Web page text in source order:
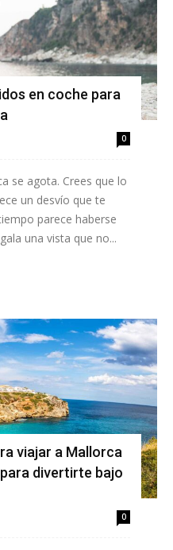
en coche para
0
se agota. Crees que lo
un desvío que te
parece haberse
una vista que no...
viajar a Mallorca
divertirte bajo
0